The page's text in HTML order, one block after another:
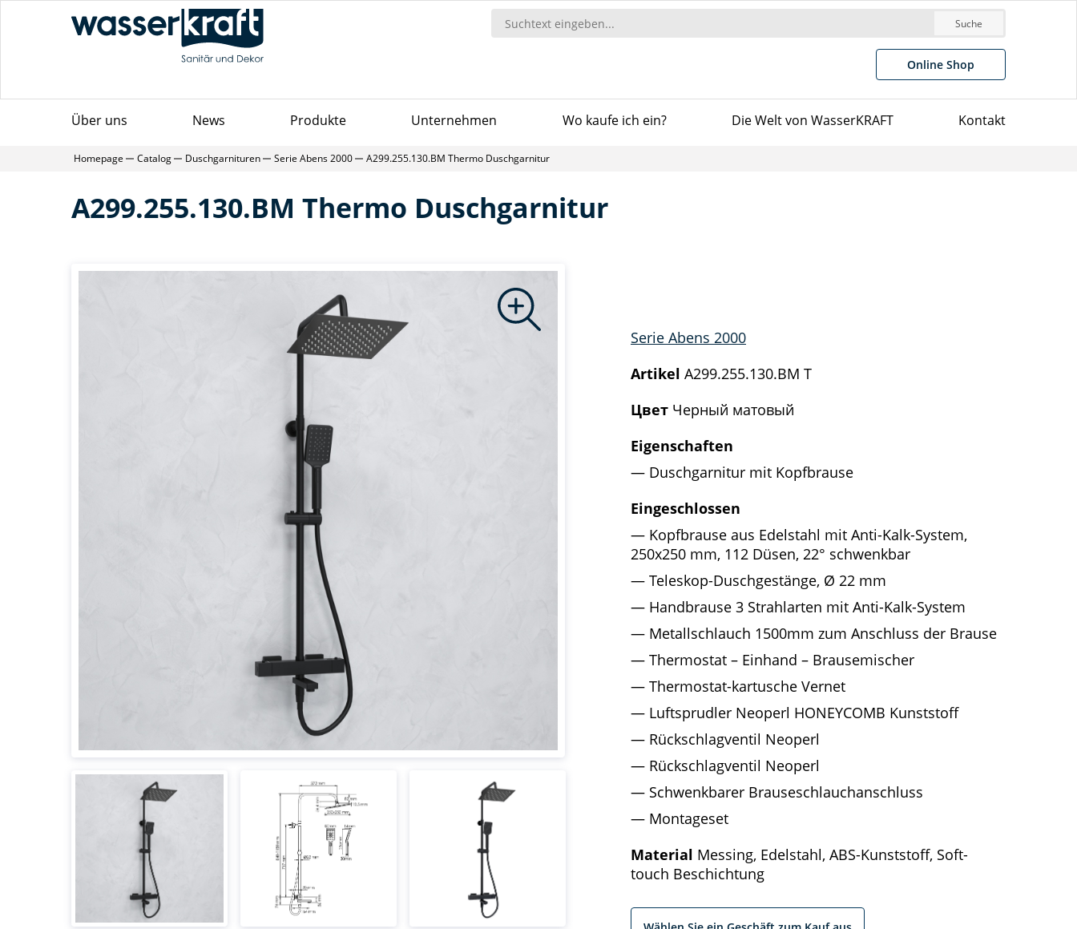
Suche
Online Shop
Über uns News Produkte Unternehmen Wo kaufe ich ein? Die Welt von WasserKRAFT Kontakt
Homepage Catalog Duschgarnituren Serie Abens 2000 A299.255.130.BM Thermo Duschgarnitur
A299.255.130.BM Thermo Duschgarnitur
Serie Abens 2000
Artikel A299.255.130.BM T
Цвет Черный матовый
Eigenschaften
Duschgarnitur mit Kopfbrause
Eingeschlossen
Kopfbrause aus Edelstahl mit Anti-Kalk-System,
250x250 mm, 112 Düsen, 22° schwenkbar
Teleskop-Duschgestänge, Ø 22 mm
Handbrause 3 Strahlarten mit Anti-Kalk-System
Metallschlauch 1500mm zum Anschluss der Brause
Thermostat – Einhand – Brausemischer
Thermostat-kartusche Vernet
Luftsprudler Neoperl HONEYCOMB Kunststoff
Rückschlagventil Neoperl
Rückschlagventil Neoperl
Schwenkbarer Brauseschlauchanschluss
Montageset
Material Messing, Edelstahl, ABS-Kunststoff, Soft-
touch Beschichtung